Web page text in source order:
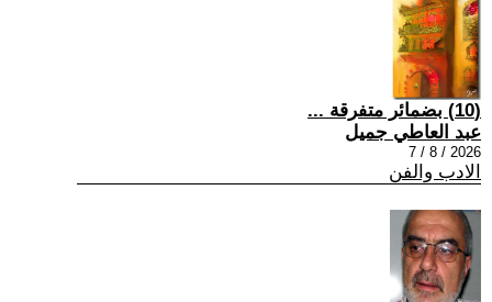
(10) بضمائر متفرقة ...
عبد العاطي جميل
2026 / 8 / 7
الادب والفن